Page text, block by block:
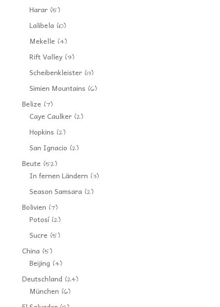
Harar(5)
Lalibela(10)
Mekelle (4)
Rift Valley(9)
Scheibenkleister(13)
Simien Mountains (6)
Belize (7)
Caye Caulker(2)
Hopkins (2)
San Ignacio (2)
Beute (52)
In fernen Ländern (3)
Season Samsara(2)
Bolivien (7)
Potosí(2)
Sucre (5)
China(5)
Beijing (4)
Deutschland(24)
München (6)